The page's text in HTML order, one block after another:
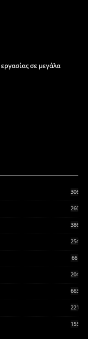
σε μεγάλα
306
260
3868
2546
66
2044
663
2215
155